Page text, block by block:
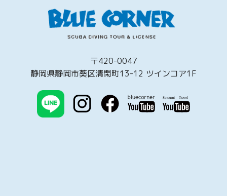
〒420-0047
静岡県静岡市葵区清閑町13-12 ツインコア1F